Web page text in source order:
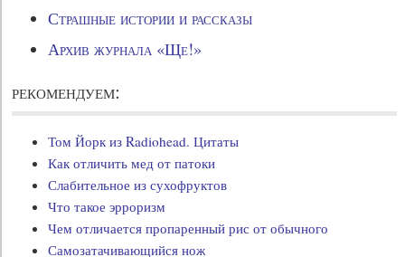
Страшные истории и рассказы
Архив журнала «Ще!»
рекомендуем:
Том Йорк из Radiohead. Цитаты
Как отличить мед от патоки
Слабительное из сухофруктов
Что такое эрроризм
Чем отличается пропаренный рис от обычного
Самозатачивающийся нож